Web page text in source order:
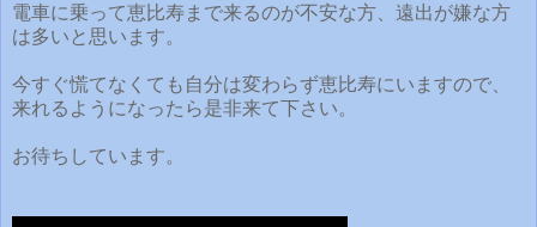
電車に乗って恵比寿まで来るのが不安な方、遠出が嫌な方
は多いと思います。
今すぐ慌てなくても自分は変わらず恵比寿にいますので、
来れるようになったら是非来て下さい。
お待ちしています。